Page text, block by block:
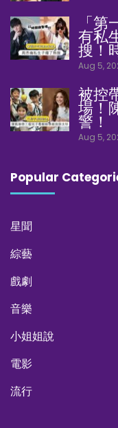
「
有私
搜！
Aug 5,
被控
場！
警！
Aug 5,
Popular
星聞
綜藝
戲劇
音樂
小姐姐說
電影
流行